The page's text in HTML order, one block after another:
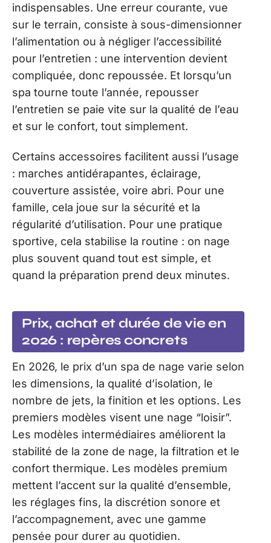
indispensables. Une erreur courante, vue
sur le terrain, consiste à sous-dimensionner
l’alimentation ou à négliger l’accessibilité
pour l’entretien : une intervention devient
compliquée, donc repoussée. Et lorsqu’un
spa tourne toute l’année, repousser
l’entretien se paie vite sur la qualité de l’eau
et sur le confort, tout simplement.
Certains accessoires facilitent aussi l’usage
: marches antidérapantes, éclairage,
couverture assistée, voire abri. Pour une
famille, cela joue sur la sécurité et la
régularité d’utilisation. Pour une pratique
sportive, cela stabilise la routine : on nage
plus souvent quand tout est simple, et
quand la préparation prend deux minutes.
Prix, achat et durée de vie en
2026 : repères concrets
En 2026, le prix d’un spa de nage varie selon
les dimensions, la qualité d’isolation, le
nombre de jets, la finition et les options. Les
premiers modèles visent une nage “loisir”.
Les modèles intermédiaires améliorent la
stabilité de la zone de nage, la filtration et le
confort thermique. Les modèles premium
mettent l’accent sur la qualité d’ensemble,
les réglages fins, la discrétion sonore et
l’accompagnement, avec une gamme
pensée pour durer au quotidien.